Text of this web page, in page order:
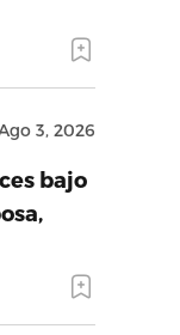
3, 2026
bajo